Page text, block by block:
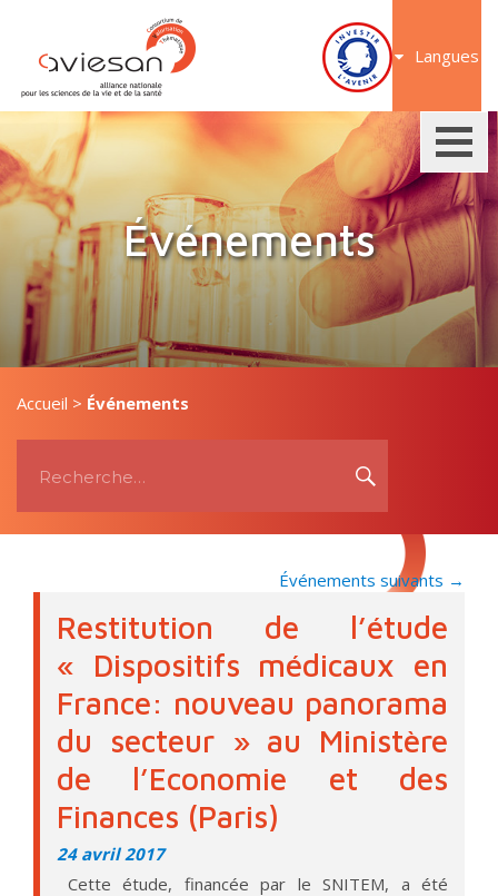
contenu
Langues
Événements
Accueil > Événements
Recherche
Événements suivants →
Restitution de l’étude
« Dispositifs médicaux en
France: nouveau panorama
du secteur » au Ministère
de l’Economie et des
Finances (Paris)
24 avril 2017
Cette étude, financée par le SNITEM, a été